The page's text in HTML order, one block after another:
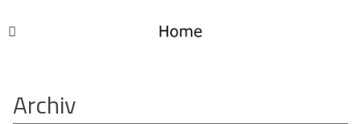
Archiv